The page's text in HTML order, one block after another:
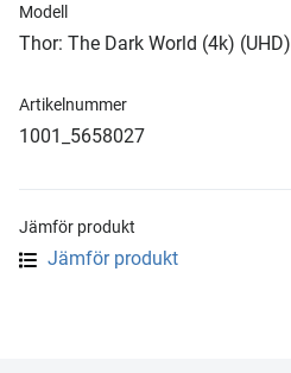
Modell
Thor: The Dark World (4k) (UHD)
Artikelnummer
1001_5658027
Jämför produkt
Jämför produkt